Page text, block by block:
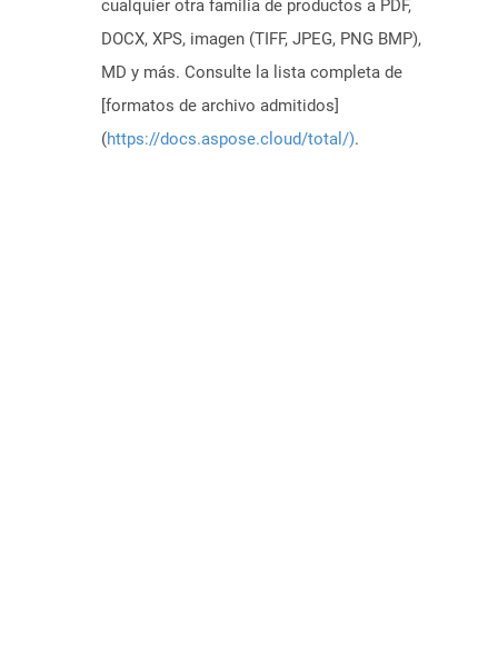
cualquier otra familia de productos a PDF,
DOCX, XPS, imagen (TIFF, JPEG, PNG BMP),
MD y más. Consulte la lista completa de
[formatos de archivo admitidos]
(https://docs.aspose.cloud/total/).